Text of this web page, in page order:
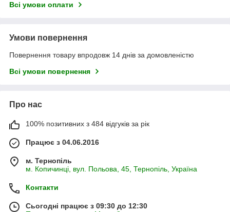
Всі умови оплати
Умови повернення
Повернення товару впродовж 14 днів за домовленістю
Всі умови повернення
Про нас
100% позитивних з 484 відгуків за рік
Працює з 04.06.2016
м. Тернопіль
м. Копичинці, вул. Польова, 45, Тернопіль, Україна
Контакти
Сьогодні працює з 09:30 до 12:30